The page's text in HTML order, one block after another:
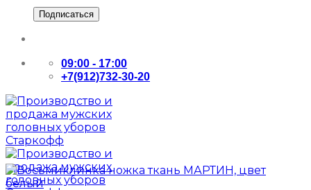
09:00 - 17:00
+7(912)732-30-20